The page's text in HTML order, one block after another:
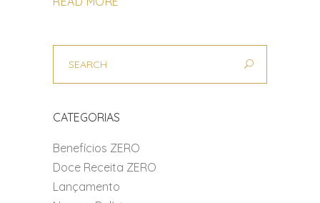
CATEGORIAS
Benefícios ZERO
Doce Receita ZERO
Lançamento